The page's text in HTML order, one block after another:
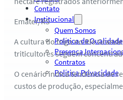
Contato
Institucional
Quem Somos
Política de Qualidade
Presença
Contratos
Política Privacidade
Emater/RS
A cultura do trigo no Rio
triticultores seguem
O cenário indica tendência de
custos de produção,